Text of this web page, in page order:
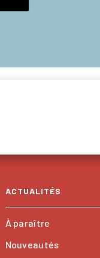
ACTUALITÉS
À paraître
Nouveautés